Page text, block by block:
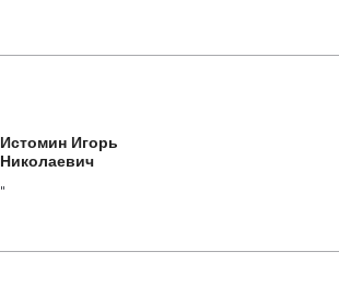
Истомин Игорь
Николаевич
"